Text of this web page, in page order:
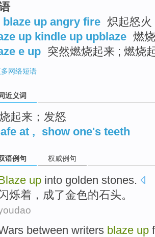
blaze up angry fire 炽起怒火
up kindle up upblaze 燃
e up 突然燃烧起来 ; 燃烧
网络短语
近义词
起来；发怒
at , show one's teeth
语例句 权威例句
up into golden stones.
烁着 ， 成了金色的石头。
between writers blaze up